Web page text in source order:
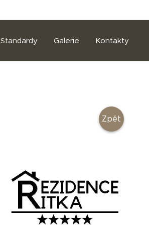
Standardy Galerie Kontakty
Zpět